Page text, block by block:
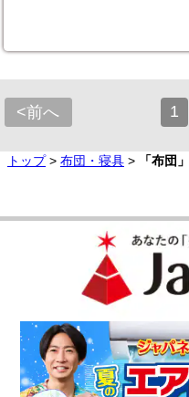
<前へ 1
トップ> 布団・寝具 > 「布団」